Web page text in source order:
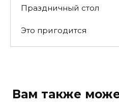
Праздничный стол
Это пригодится
Вам также